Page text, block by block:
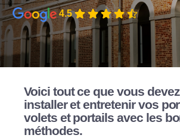
4.5
Voici tout ce que vous
installer et entretenir vos
volets et portails avec les
méthodes.